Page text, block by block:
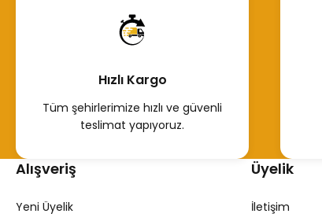
Hemen İncele
Hızlı Kargo
Tüm şehirlerimize hızlı ve güvenli
teslimat yapıyoruz.
Alışveriş
Yeni Üyelik
Üyelik
İletişim